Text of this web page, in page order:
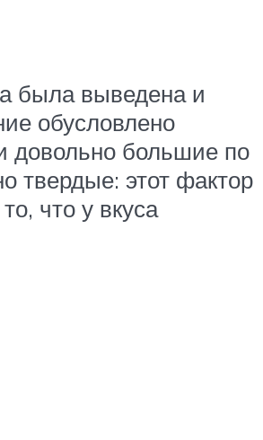
была выведена и
обусловлено
довольно большие по
твердые: этот фактор
что у вкуса